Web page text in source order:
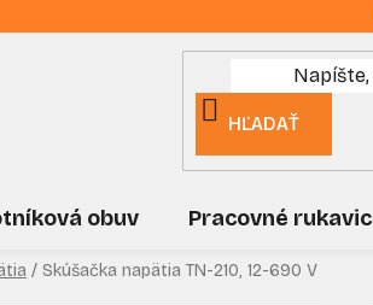
HĽADAŤ
obuv Pracovné
/ Skúšačka napätia TN-210, 12-690 V